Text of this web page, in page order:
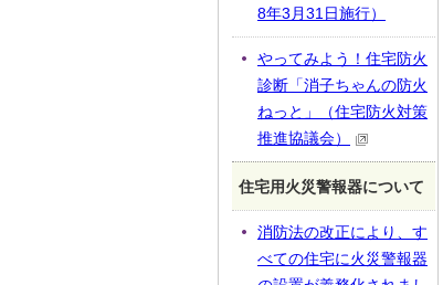
8年3月31日施行）
やってみよう！住宅防火
診断「消子ちゃんの防火
ねっと」（住宅防火対策
推進協議会）
住宅用火災警報器について
消防法の改正により、す
べての住宅に火災警報器